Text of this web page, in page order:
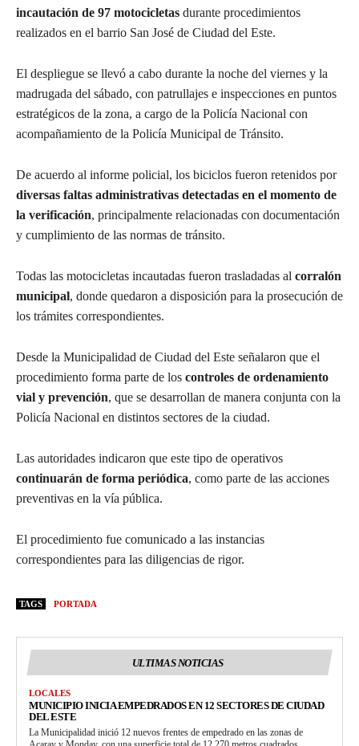
incautación de 97 motocicletas durante procedimientos
realizados en el barrio San José de Ciudad del Este.
El despliegue se llevó a cabo durante la noche del viernes y la
madrugada del sábado, con patrullajes e inspecciones en puntos
estratégicos de la zona, a cargo de la Policía Nacional con
acompañamiento de la Policía Municipal de Tránsito.
De acuerdo al informe policial, los biciclos fueron retenidos por
diversas faltas administrativas detectadas en el momento de
la verificación, principalmente relacionadas con documentación
y cumplimiento de las normas de tránsito.
Todas las motocicletas incautadas fueron trasladadas al corralón
municipal, donde quedaron a disposición para la prosecución de
los trámites correspondientes.
Desde la Municipalidad de Ciudad del Este señalaron que el
procedimiento forma parte de los controles de ordenamiento
vial y prevención, que se desarrollan de manera conjunta con la
Policía Nacional en distintos sectores de la ciudad.
Las autoridades indicaron que este tipo de operativos
continuarán de forma periódica, como parte de las acciones
preventivas en la vía pública.
El procedimiento fue comunicado a las instancias
correspondientes para las diligencias de rigor.
TAGS PORTADA
ULTIMAS NOTICIAS
LOCALES
MUNICIPIO INICIA EMPEDRADOS EN 12 SECTORES DE CIUDAD
DEL ESTE
La Municipalidad inició 12 nuevos frentes de empedrado en las zonas de